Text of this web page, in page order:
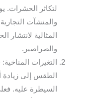
لتكاثر الحشرات.
والمنشآت
المثالية
والصراصير.
التغيرات
الطقس إلى
السيطرة عليه.